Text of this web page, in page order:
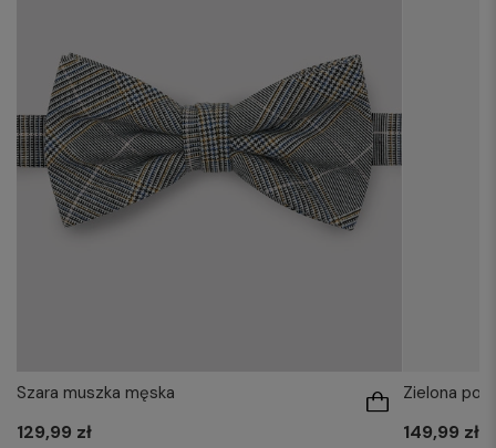
Szara muszka męska
129,99 zł
Zielona
149,99 zł